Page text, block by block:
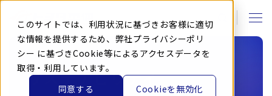
このサイトでは、利用状況に基づきお客様に適切
な情報を提供するため、弊社プライバシーポリ
シー に基づきCookie等によるアクセスデータを
取得・利用しています。
同意する
Cookieを無効化
本
サステナビリティ